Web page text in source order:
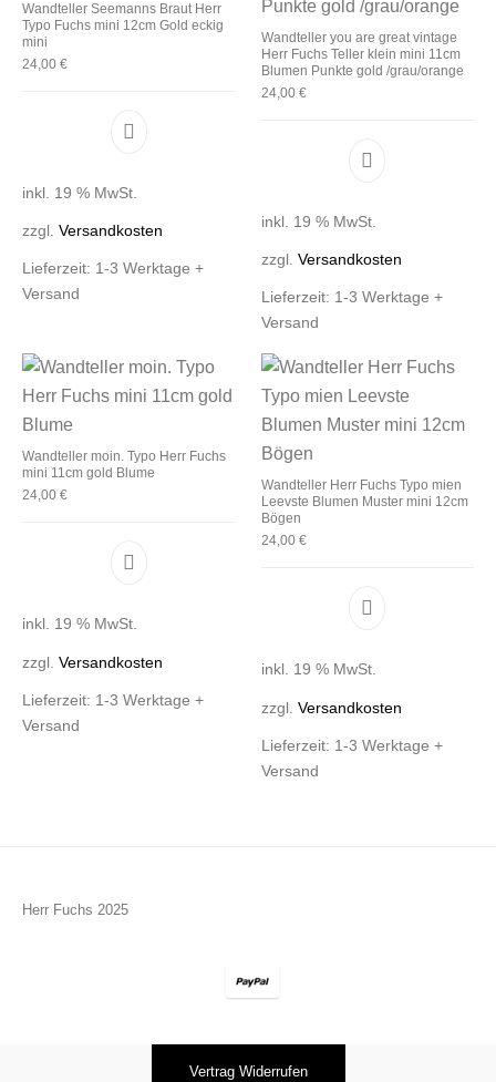
Wandteller Seemanns Braut Herr
Typo Fuchs mini 12cm Gold eckig
mini
24,00€
inkl. 19 % MwSt.
zzgl.Versandkosten
Lieferzeit: 1-3 Werktage +
Versand
Wandteller you are great vintage
Herr Fuchs Teller klein mini 11cm
Blumen Punkte gold /grau/orange
24,00 €
inkl. 19 % MwSt.
zzgl. Versandkosten
Lieferzeit: 1-3 Werktage +
Versand
Wandteller moin. Typo Herr Fuchs
mini 11cm gold Blume
24,00€
inkl. 19 % MwSt.
zzgl.Versandkosten
Lieferzeit: 1-3 Werktage +
Versand
Wandteller Herr Fuchs Typo mien
Leevste Blumen Muster mini 12cm
Bögen
24,00 €
inkl. 19 % MwSt.
zzgl. Versandkosten
Lieferzeit: 1-3 Werktage +
Versand
Herr Fuchs 2025
Vertrag Widerrufen